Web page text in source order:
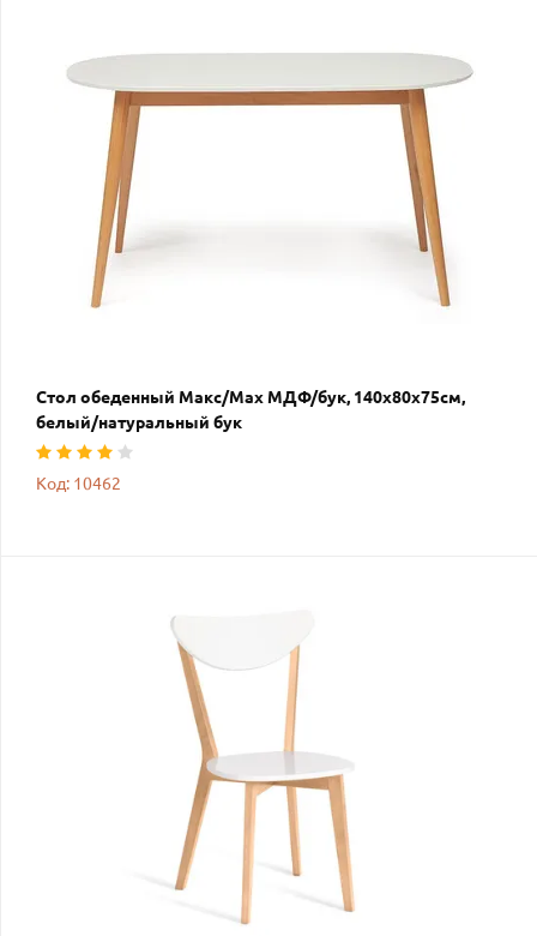
Стол обеденный Макс/Max МДФ/бук, 140х80х75см,
белый/натуральный бук
Код: 10462